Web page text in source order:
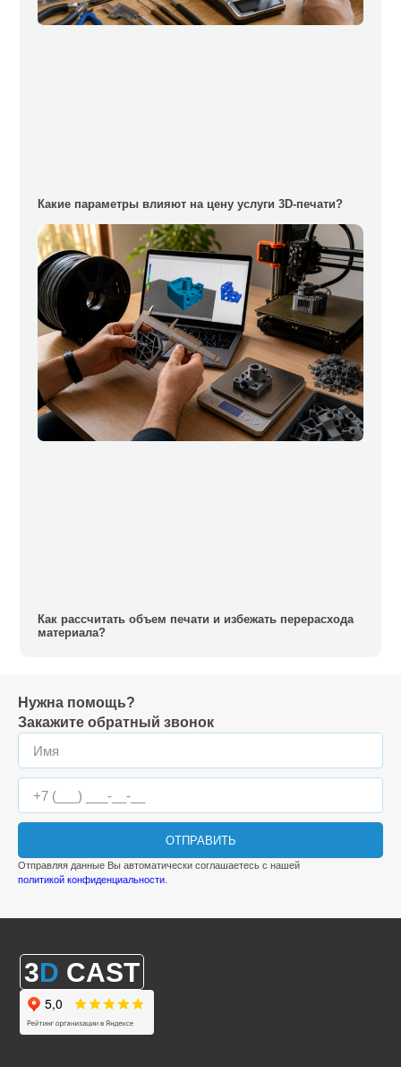
Какие параметры влияют на цену услуги 3D-печати?
Как рассчитать объем печати и избежать перерасхода
материала?
Нужна помощь?
Закажите обратный звонок
ОТПРАВИТЬ
Отправляя данные Вы автоматически соглашаетесь с нашей
политикой конфиденциальности.
3D CAST